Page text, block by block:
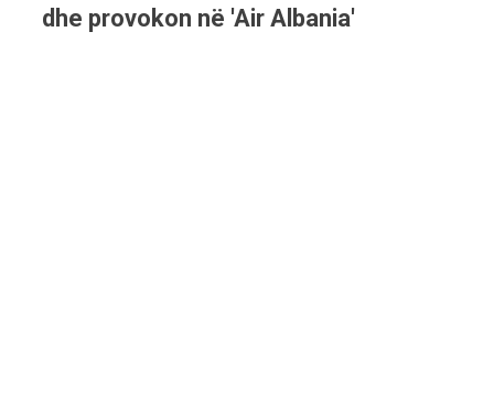
dhe provokon në 'Air Albania'